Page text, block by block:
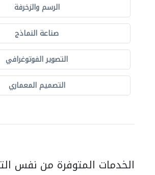
الرسم والزخرفة
صناعة النماذج
التصوير الفوتوغرافي
التصميم المعماري
الخدمات المتوفرة من نفس